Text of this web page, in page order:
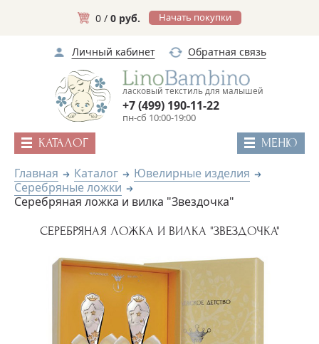
0 / 0 руб. Начать покупки
Личный кабинет Обратная связь
ласковый текстиль для малышей
пн-сб 10:00-19:00
+7 (499) 190-11-22
КАТАЛОГ МЕНЮ
Главная Каталог
Ювелирные изделия
Серебряные ложки
Серебряная ложка и вилка "Звездочка"
СЕРЕБРЯНАЯ ЛОЖКА И ВИЛКА "ЗВЕЗДОЧКА"